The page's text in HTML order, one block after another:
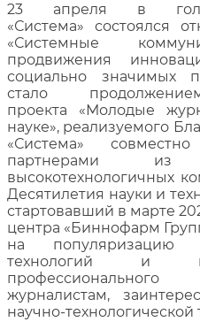
23 апреля в
«Система» состоялся
«Системные
продвижения
социально значимых
стало
проекта «Молодые
науке», реализуемого
«Система»
партнерами
высокотехнологичных
Десятилетия науки и
стартовавший в марте
центра «Биннофарм
на популяризацию
технологий и
журналистам,
научно-технологической